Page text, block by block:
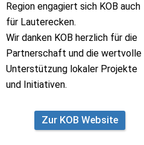
Region engagiert sich KOB auch
für Lauterecken.
Wir danken KOB herzlich für die
Partnerschaft und die wertvolle
Unterstützung lokaler Projekte
und Initiativen.
Zur KOB Website